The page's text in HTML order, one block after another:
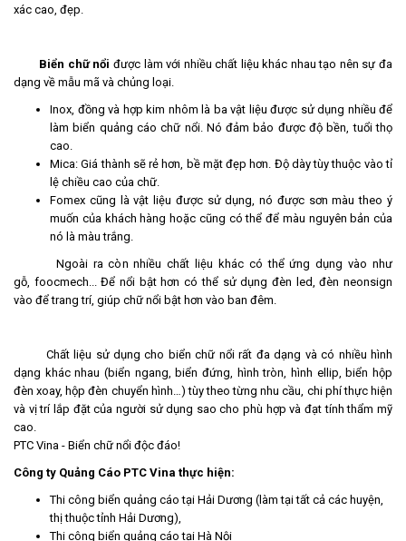
xác cao, đẹp.
Biển chữ nổi được làm với nhiều chất liệu khác nhau tạo nên sự đa
dạng về mẫu mã và chủng loại.
Inox, đồng và hợp kim nhôm là ba vật liệu được sử dụng nhiều để
làm biển quảng cáo chữ nổi. Nó đảm bảo được độ bền, tuổi thọ
cao.
Mica: Giá thành sẽ rẻ hơn, bề mặt đẹp hơn. Độ dày tùy thuộc vào tỉ
lệ chiều cao của chữ.
Fomex cũng là vật liệu được sử dụng, nó được sơn màu theo ý
muốn của khách hàng hoặc cũng có thể để màu nguyên bản của
nó là màu trắng.
Ngoài ra còn nhiều chất liệu khác có thể ứng dụng vào như
gỗ, foocmech... Để nổi bật hơn có thể sử dụng đèn led, đèn neonsign
vào để trang trí, giúp chữ nổi bật hơn vào ban đêm.
Chất liệu sử dụng cho biển chữ nổi rất đa dạng và có nhiều hình
dạng khác nhau (biển ngang, biển đứng, hình tròn, hình ellip, biển hộp
đèn xoay, hộp đèn chuyển hình…) tùy theo từng nhu cầu, chi phí thực hiện
và vị trí lắp đặt của người sử dụng sao cho phù hợp và đạt tính thẩm mỹ
cao.
PTC Vina - Biển chữ nổi độc đáo!
Công ty Quảng Cáo PTC Vina thực hiện:
Thi công biển quảng cáo tại Hải Dương (làm tại tất cả các huyện,
thị thuộc tỉnh Hải Dương),
Thi công biển quảng cáo tại Hà Nội